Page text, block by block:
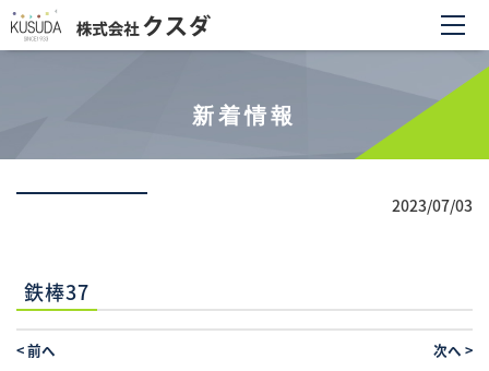
新着情報
2023/07/03
鉄棒37
<前へ 次へ >